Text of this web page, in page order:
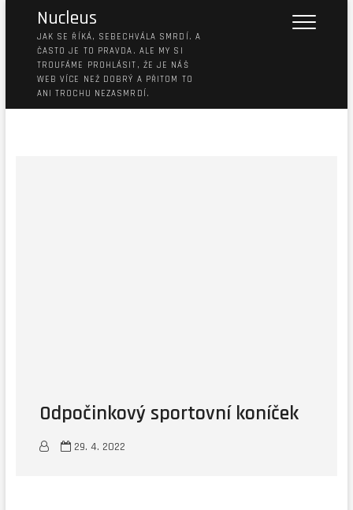
Nucleus
JAK SE ŘÍKÁ, SEBECHVÁLA SMRDÍ. A
ČASTO JE TO PRAVDA. ALE MY SI
TROUFÁME PROHLÁSIT, ŽE JE NÁŠ
WEB VÍCE NEŽ DOBRÝ A PŘITOM TO
ANI TROCHU NEZASMRDÍ.
Odpočinkový sportovní koníček
29. 4. 2022